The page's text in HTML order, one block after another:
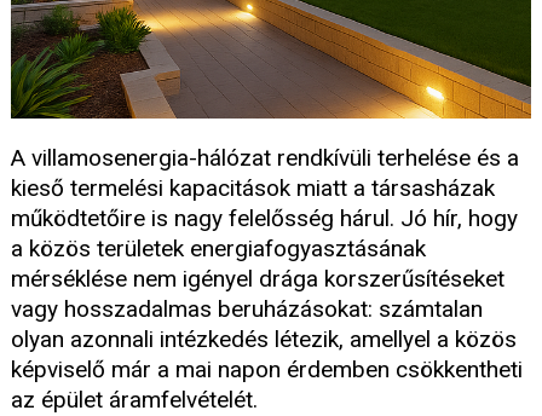
A villamosenergia-hálózat rendkívüli terhelése és a
kieső termelési kapacitások miatt a társasházak
működtetőire is nagy felelősség hárul. Jó hír, hogy
a közös területek energiafogyasztásának
mérséklése nem igényel drága korszerűsítéseket
vagy hosszadalmas beruházásokat: számtalan
olyan azonnali intézkedés létezik, amellyel a közös
képviselő már a mai napon érdemben csökkentheti
az épület áramfelvételét.